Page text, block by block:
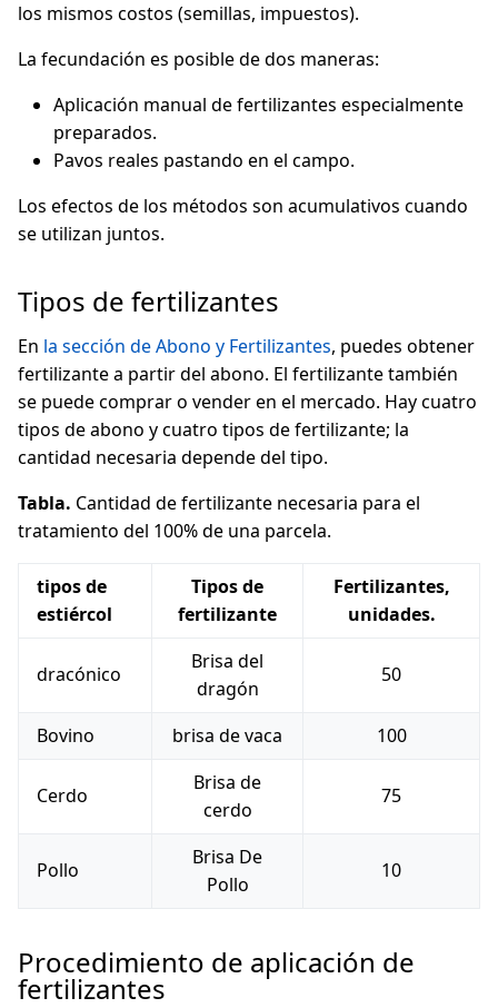
los mismos costos (semillas, impuestos).
La fecundación es posible de dos maneras:
Aplicación manual de fertilizantes especialmente
preparados.
Pavos reales pastando en el campo.
Los efectos de los métodos son acumulativos cuando
se utilizan juntos.
Tipos de fertilizantes
En la sección de Abono y Fertilizantes, puedes obtener
fertilizante a partir del abono. El fertilizante también
se puede comprar o vender en el mercado. Hay cuatro
tipos de abono y cuatro tipos de fertilizante; la
cantidad necesaria depende del tipo.
Tabla. Cantidad de fertilizante necesaria para el
tratamiento del 100% de una parcela.
tipos de
estiércol
Tipos de
fertilizante
Fertilizantes,
unidades.
dracónico
Brisa del
dragón
50
Bovino brisa de vaca 100
Cerdo
Brisa de
cerdo
75
Pollo
Brisa De
Pollo
10
Procedimiento de aplicación de
fertilizantes